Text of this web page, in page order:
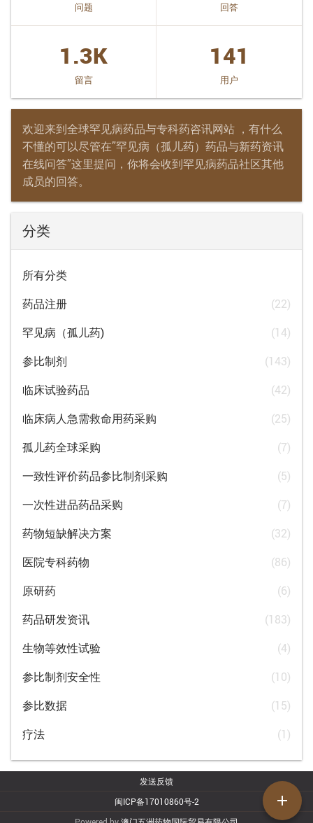
问题 回答
1.3K
留言
141
用户
欢迎来到全球罕见病药品与专科药咨讯网站 ，有什么
不懂的可以尽管在”罕见病（孤儿药）药品与新药资讯
在线问答”这里提问，你将会收到罕见病药品社区其他
成员的回答。
分类
所有分类
药品注册
(22)
罕见病（孤儿药)
(14)
参比制剂
(143)
临床试验药品
(42)
临床病人急需救命用药采购
(25)
孤儿药全球采购
(7)
一致性评价药品参比制剂采购
(5)
一次性进品药品采购
(7)
药物短缺解决方案
(32)
医院专科药物
(86)
原研药
(6)
药品研发资讯
(183)
生物等效性试验
(4)
参比制剂安全性
(10)
参比数据
(15)
疗法
(1)
发送反馈
闽ICP备17010860号-2
add